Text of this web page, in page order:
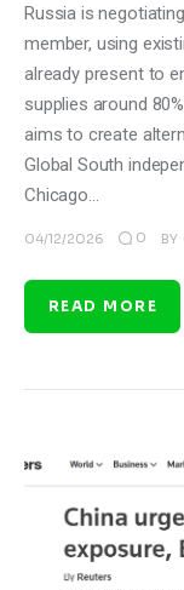
Russia is
member, using
already present to
supplies around
aims to create
Global South
Chicago…
04/12/2026 0 BY
READ MORE